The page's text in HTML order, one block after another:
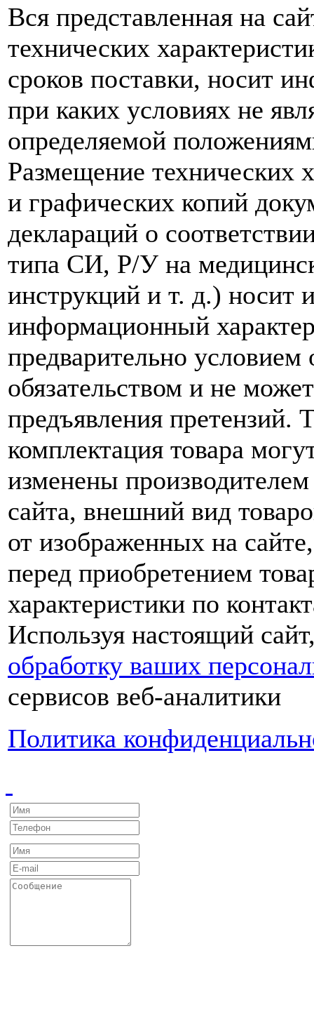
Вся представленная на
технических
сроков поставки, носит
при каких условиях не
определяемой
Размещение технических
и графических копий
деклараций о
типа СИ, Р/У на
инструкций и т. д.) носит
информационный
предварительно условием
обязательством и не
предъявления претензий.
комплектация товара
изменены производителем
сайта, внешний вид
от изображенных на
перед приобретением
характеристики по
Используя настоящий
обработку ваших
сервисов веб-аналитики
Политика